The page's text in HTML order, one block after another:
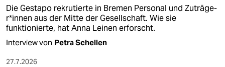
Die Gestapo rekrutierte in Bremen Personal und Zu­trä­ge­
r*in­nen aus der Mitte der Gesellschaft. Wie sie
funktionierte, hat Anna Leinen erforscht.
Interview von Petra Schellen
27.7.2026